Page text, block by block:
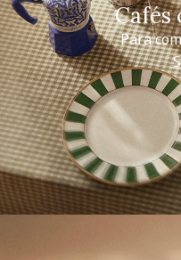
Cafés
Para